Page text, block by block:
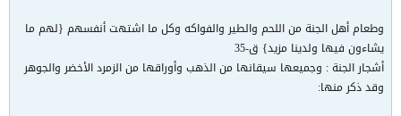
وطعام أهل الجنة من اللحم والطير والفواكه وكل ما اشتهت أنفسهم {لهم ما
يشاءون فيها ولدينا مزيد} ق-35
أشجار الجنة : وجميعها سيقانها من الذهب وأوراقها من الزمرد الأخضر والجوهر
وقد ذكر منها: